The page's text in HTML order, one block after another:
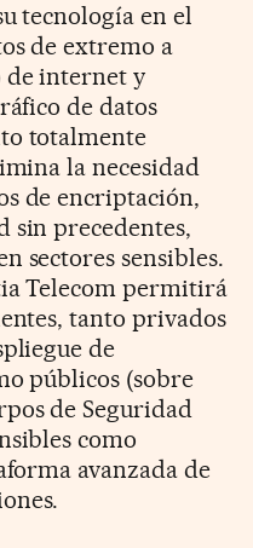
tecnología en el
de extremo a
de internet y
de datos
totalmente
la necesidad
de encriptación,
sin precedentes,
sectores sensibles.
Telecom permitirá
tanto privados
de
públicos (sobre
de Seguridad
como
avanzada de